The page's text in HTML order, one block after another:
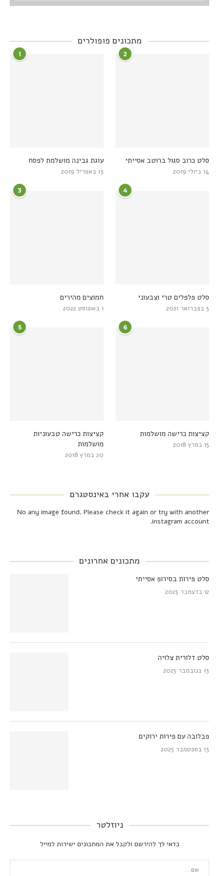
מתכונים פופולרים
1
עוגת גבינה מושלמת לפסח
13 באפריל 2019
2
סלט כרוב סגול ברוטב אסייתי
14 ביולי 2019
3
חמוצים מהירים
1 באוגוסט 2022
4
סלט פלפלים טרי וצבעוני
5 בפברואר 2021
5
קציצות כרישה טבעוניות
מושלמות
20 במרץ 2018
6
קציצות כרישה מושלמות
15 במרץ 2018
עקבו אחרי באינסטגרם
No any image found. Please check it again or try with another
instagram account.
מתכונים אחרונים
סלט פירות בסירופ אסייתי
12 בדצמבר 2025
סלט דלורית צלויה
13 בנובמבר 2025
פבלובה עם פירות ירוקים
13 בספטמבר 2025
ניוזלטר
כדאי לך להירשם ולקבל את המתכונים ישירות למייל